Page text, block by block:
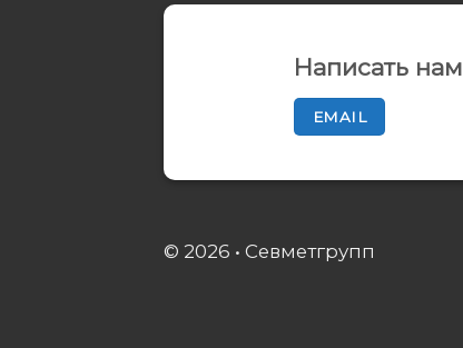
Написать нам
EMAIL
© 2026 • Севметгрупп